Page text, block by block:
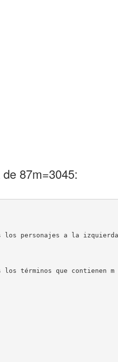
87m=3045:
los personajes a la
los términos que contienen